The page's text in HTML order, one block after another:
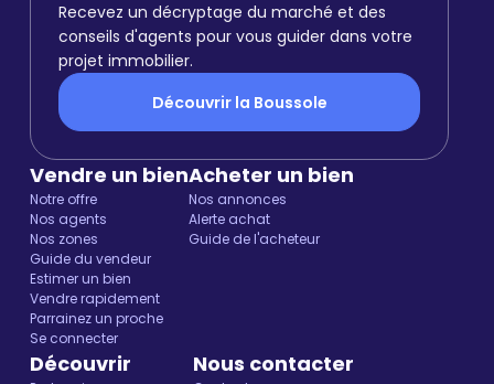
Recevez un décryptage du marché et des
conseils d'agents pour vous guider dans votre
projet immobilier.
Découvrir la Boussole
Vendre un bien
Notre offre
Nos agents
Nos zones
Guide du vendeur
Estimer un bien
Vendre rapidement
Parrainez un proche
Se connecter
Acheter un bien
Nos annonces
Alerte achat
Guide de l'acheteur
Découvrir Nous contacter